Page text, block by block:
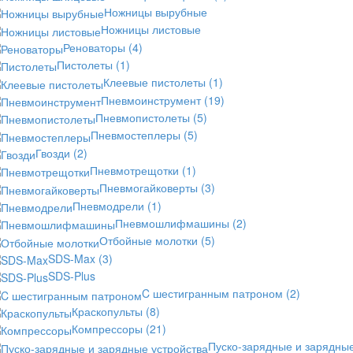
Ножницы вырубные
Ножницы листовые
Реноваторы (4)
Пистолеты (1)
Клеевые пистолеты (1)
Пневмоинструмент (19)
Пневмопистолеты (5)
Пневмостеплеры (5)
Гвозди (2)
Пневмотрещотки (1)
Пневмогайковерты (3)
Пневмодрели (1)
Пневмошлифмашины (2)
Отбойные молотки (5)
SDS-Max (3)
SDS-Plus
C шестигранным патроном (2)
Краскопульты (8)
Компрессоры (21)
Пуско-зарядные и